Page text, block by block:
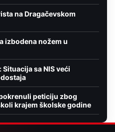
na Dragačevskom
izbodena nožem u
sa NIS veći
peticiju zbog
krajem školske godine